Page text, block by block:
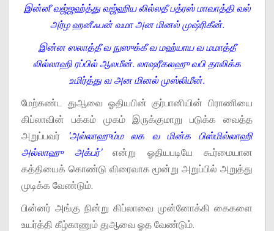
இன்னீ வஜ்ஜஹ்த்து வஜ்ஹிய லில்லதீ பத்ரஸ் மாவாத்தி வல்
அர்ழ ஹனீஃபன் வமா அன மினல் முஷ்ரிகீன்.
இன்ன ஸலாத்தீ வ நுஸுக்கீ வ மஹ்யாய வ மமாத்தீ
லில்லாஹி ரப்பில் ஆலமீன். லாஷரீகலஹு வபி தாலிக்க
உமிர்த்து வ அன மினல் முஸ்லிமீன்.
மேற்கண்ட துஆவை ஓதியபின் குர்பானியின் பிராணியை
கிப்லாவின் பக்கம் முகம் இருக்குமாறு படுக்க வைத்த
அறுப்பவர்
'அல்லாஹும்ம லக வ மின்க பிஸ்மில்லாஹி
அல்லாஹு அக்பர்'என்று ஓதியபடியே கூர்மையான
கத்தியைக் கொண்டு விரைவாக மூன்று அறுப்பில் அறுத்து
முடிக்க வேண்டும்.
பின்னர் அங்கு நின்று கிப்லாவை முன்னோக்கி கைகளை
உயர்த்தி கீழ்காணும் துஆவை ஓத வேண்டும்.